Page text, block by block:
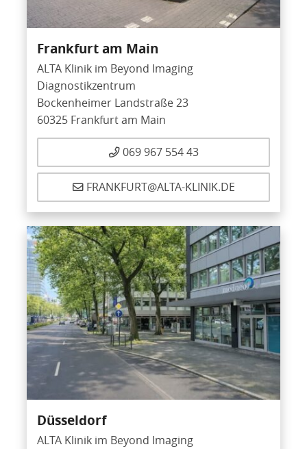
Frankfurt am Main
ALTA Klinik im Beyond Imaging
Diagnostikzentrum
Bockenheimer Landstraße 23
60325 Frankfurt am Main
069 967 554 43
FRANKFURT@ALTA-KLINIK.DE
Düsseldorf
ALTA Klinik im Beyond Imaging